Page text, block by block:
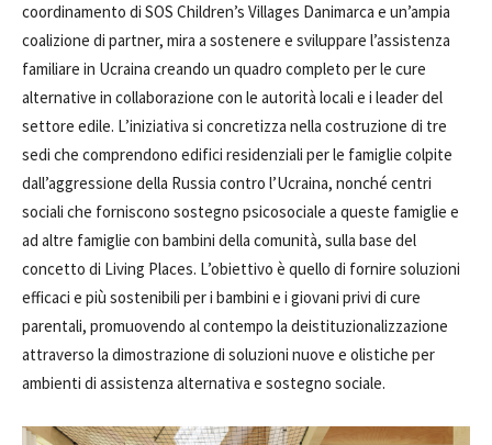
coordinamento di SOS Children’s Villages Danimarca e un’ampia
coalizione di partner, mira a sostenere e sviluppare l’assistenza
familiare in Ucraina creando un quadro completo per le cure
alternative in collaborazione con le autorità locali e i leader del
settore edile. L’iniziativa si concretizza nella costruzione di tre
sedi che comprendono edifici residenziali per le famiglie colpite
dall’aggressione della Russia contro l’Ucraina, nonché centri
sociali che forniscono sostegno psicosociale a queste famiglie e
ad altre famiglie con bambini della comunità, sulla base del
concetto di Living Places. L’obiettivo è quello di fornire soluzioni
efficaci e più sostenibili per i bambini e i giovani privi di cure
parentali, promuovendo al contempo la deistituzionalizzazione
attraverso la dimostrazione di soluzioni nuove e olistiche per
ambienti di assistenza alternativa e sostegno sociale.